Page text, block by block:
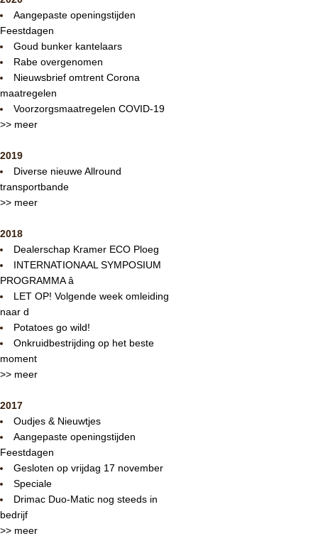
Aangepaste openingstijden
Feestdagen
Goud bunker kantelaars
Rabe overgenomen
Nieuwsbrief omtrent Corona
maatregelen
Voorzorgsmaatregelen COVID-19
>> meer
2019
Diverse nieuwe Allround
transportbande
>> meer
2018
Dealerschap Kramer ECO Ploeg
INTERNATIONAAL SYMPOSIUM
PROGRAMMA â
LET OP! Volgende week omleiding
naar d
Potatoes go wild!
Onkruidbestrijding op het beste
moment
>> meer
2017
Oudjes & Nieuwtjes
Aangepaste openingstijden
Feestdagen
Gesloten op vrijdag 17 november
Speciale
Drimac Duo-Matic nog steeds in
bedrijf
>> meer